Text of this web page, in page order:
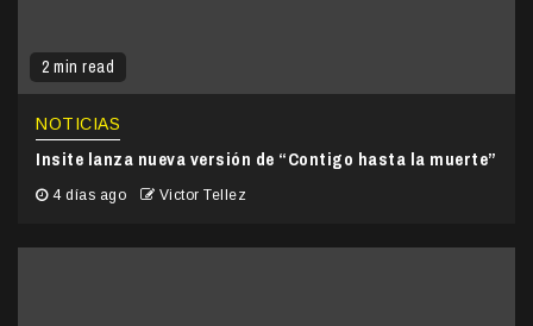
2 min read
NOTICIAS
Insite lanza nueva versión de “Contigo hasta la muerte”
4 días ago Victor Tellez